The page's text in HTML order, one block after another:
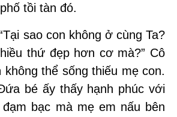
tồi tàn đó.
sao con không ở cùng Ta?
thứ đẹp hơn cơ mà?” Cô
không thể sống thiếu mẹ con.
bé ấy thấy hạnh phúc với
bạc mà mẹ em nấu bên